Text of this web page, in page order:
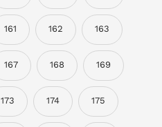
161 162 163
167 168 169
173 174 175